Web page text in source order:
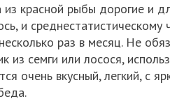
из красной рыбы дорогие и
и
раз в месяц. Не
из семги или лосося,
очень вкусный, легкий, с